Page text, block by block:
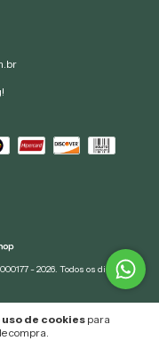
de cookiespara
compra.
- 2026. Todos os direitos